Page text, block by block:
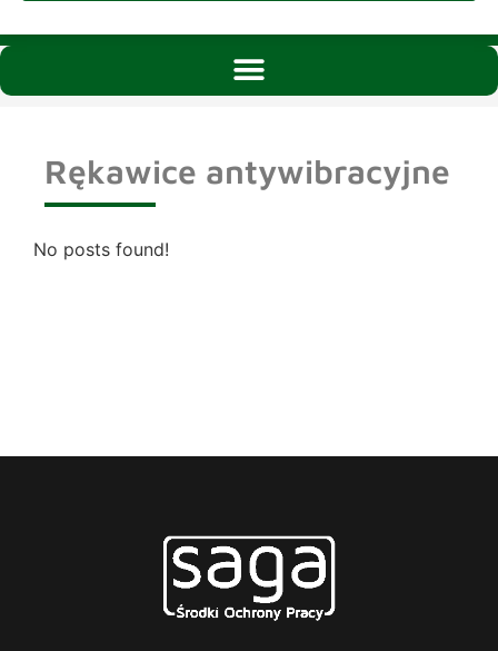
Rękawice antywibracyjne
No posts found!